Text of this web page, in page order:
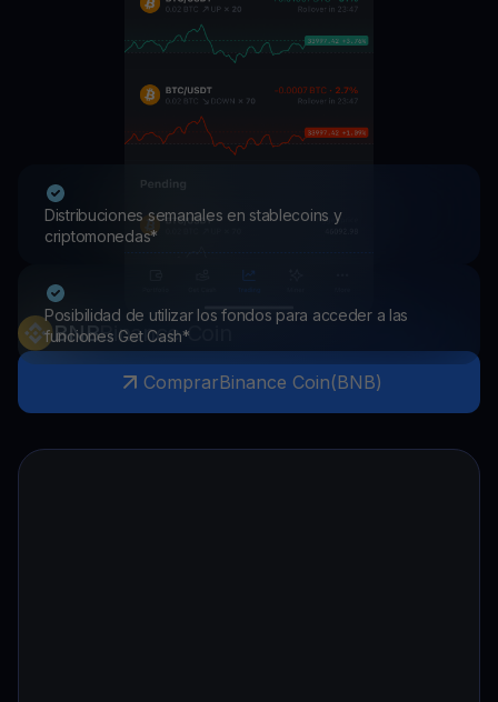
Distribuciones semanales en stablecoins y
criptomonedas*
Posibilidad de utilizar los fondos para acceder a las
funciones Get Cash*
BNBBinance Coin
ComprarBinance Coin(BNB)